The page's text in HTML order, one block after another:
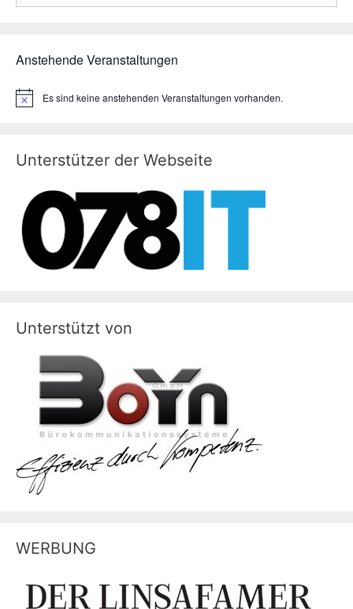
Anstehende Veranstaltungen
H
e
i
Es sind keine anstehenden Veranstaltungen vorhanden.
Unterstützer der Webseite
Unterstützt von
WERBUNG